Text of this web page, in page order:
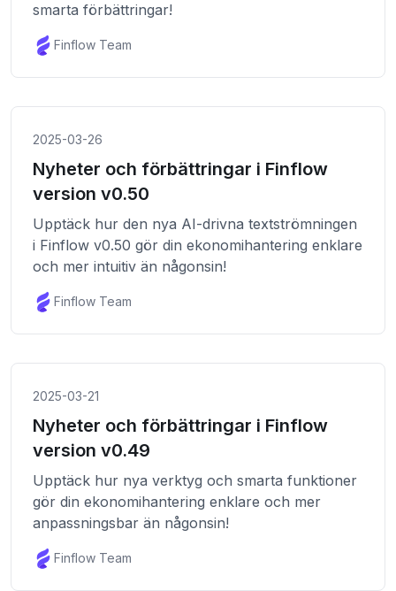
smarta förbättringar!
Finflow Team
2025-03-26
Nyheter och förbättringar i Finflow
version v0.50
Upptäck hur den nya AI-drivna textströmningen
i Finflow v0.50 gör din ekonomihantering enklare
och mer intuitiv än någonsin!
Finflow Team
2025-03-21
Nyheter och förbättringar i Finflow
version v0.49
Upptäck hur nya verktyg och smarta funktioner
gör din ekonomihantering enklare och mer
anpassningsbar än någonsin!
Finflow Team